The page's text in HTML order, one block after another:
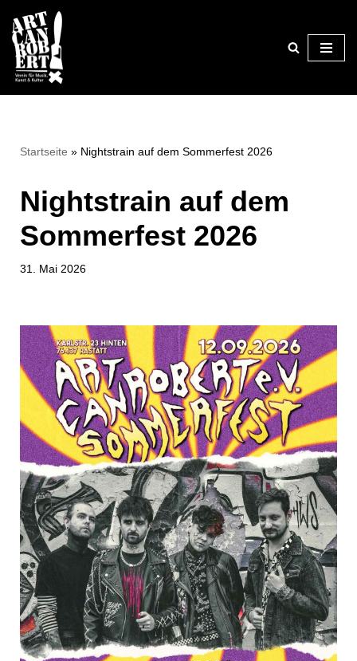
Zum
Inhalt
springen
Startseite » Nightstrain auf dem Sommerfest 2026
Nightstrain auf dem
Sommerfest 2026
31. Mai 2026